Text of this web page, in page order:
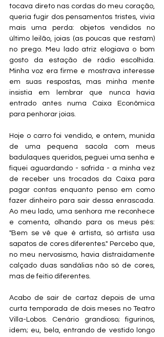
tocava direto nas cordas do meu coração,
queria fugir dos pensamentos tristes, vivia
mais uma perda: objetos vendidos no
último leilão, joias (as poucas que restam)
no prego. Meu lado atriz elogiava o bom
gosto da estação de rádio escolhida.
Minha voz era firme e mostrava interesse
em suas respostas, mas minha mente
insistia em lembrar que nunca havia
entrado antes numa Caixa Econômica
para penhorar joias.
Hoje o carro foi vendido, e ontem, munida
de uma pequena sacola com meus
badulaques queridos, peguei uma senha e
fiquei aguardando - sofrida - a minha vez
de receber uns trocados da Caixa para
pagar contas enquanto penso em como
fazer dinheiro para sair dessa enrascada.
Ao meu lado, uma senhora me reconhece
e comenta, olhando para os meus pés:
"Bem se vê que é artista, só artista usa
sapatos de cores diferentes." Percebo que,
no meu nervosismo, havia distraidamente
calçado duas sandálias não só de cores,
mas de feitio diferentes.
Acabo de sair de cartaz depois de uma
curta temporada de dois meses no Teatro
Villa-Lobos. Cenário grandioso; figurinos,
idem; eu, bela, entrando de vestido longo